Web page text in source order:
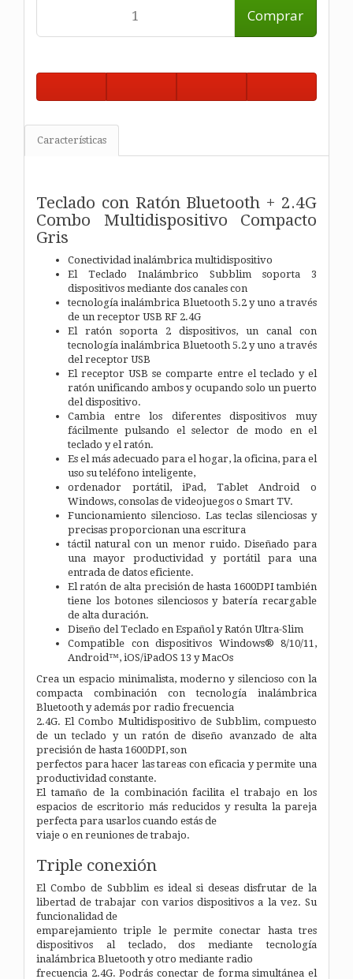
Comprar
Características
Teclado con Ratón Bluetooth + 2.4G
Combo Multidispositivo Compacto
Gris
Conectividad inalámbrica multidispositivo
El Teclado Inalámbrico Subblim soporta 3
dispositivos mediante dos canales con
tecnología inalámbrica Bluetooth 5.2 y uno a través
de un receptor USB RF 2.4G
El ratón soporta 2 dispositivos, un canal con
tecnología inalámbrica Bluetooth 5.2 y uno a través
del receptor USB
El receptor USB se comparte entre el teclado y el
ratón unificando ambos y ocupando solo un puerto
del dispositivo.
Cambia entre los diferentes dispositivos muy
fácilmente pulsando el selector de modo en el
teclado y el ratón.
Es el más adecuado para el hogar, la oficina, para el
uso su teléfono inteligente,
ordenador portátil, iPad, Tablet Android o
Windows, consolas de videojuegos o Smart TV.
Funcionamiento silencioso. Las teclas silenciosas y
precisas proporcionan una escritura
táctil natural con un menor ruido. Diseñado para
una mayor productividad y portátil para una
entrada de datos eficiente.
El ratón de alta precisión de hasta 1600DPI también
tiene los botones silenciosos y batería recargable
de alta duración.
Diseño del Teclado en Español y Ratón Ultra-Slim
Compatible con dispositivos Windows® 8/10/11,
Android™, iOS/iPadOS 13 y MacOs
Crea un espacio minimalista, moderno y silencioso con la
compacta combinación con tecnología inalámbrica
Bluetooth y además por radio frecuencia
2.4G. El Combo Multidispositivo de Subblim, compuesto
de un teclado y un ratón de diseño avanzado de alta
precisión de hasta 1600DPI, son
perfectos para hacer las tareas con eficacia y permite una
productividad constante.
El tamaño de la combinación facilita el trabajo en los
espacios de escritorio más reducidos y resulta la pareja
perfecta para usarlos cuando estás de
viaje o en reuniones de trabajo.
Triple conexión
El Combo de Subblim es ideal si deseas disfrutar de la
libertad de trabajar con varios dispositivos a la vez. Su
funcionalidad de
emparejamiento triple le permite conectar hasta tres
dispositivos al teclado, dos mediante tecnología
inalámbrica Bluetooth y otro mediante radio
frecuencia 2.4G. Podrás conectar de forma simultánea el